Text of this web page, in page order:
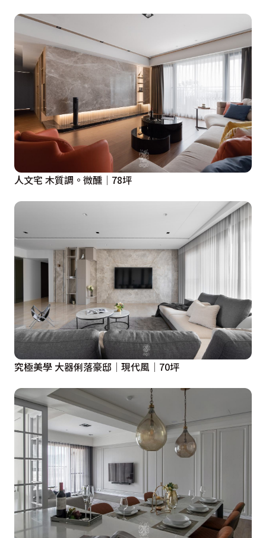
人文宅 木質調。微醺│78坪
究極美學 大器俐落豪邸│現代風│70坪